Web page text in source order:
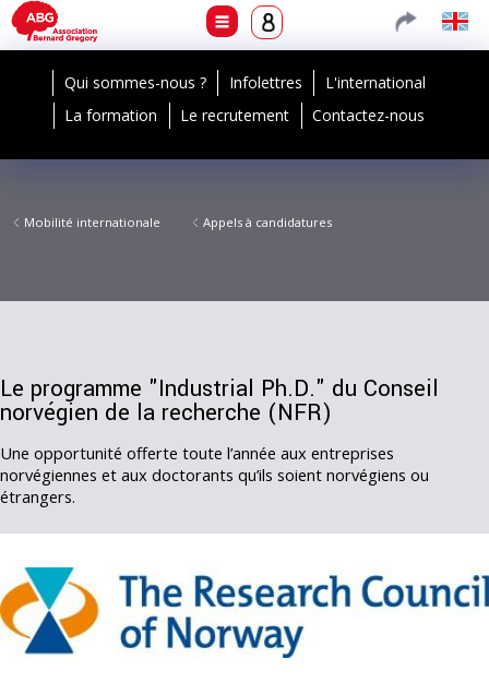
Qui sommes-nous ? Infolettres
L'international
La formation
Le recrutement Contactez-nous
Mobilité internationale Appels à candidatures
Le programme "Industrial Ph.D." du Conseil
norvégien de la recherche (NFR)
Une opportunité offerte toute l’année aux entreprises
norvégiennes et aux doctorants qu’ils soient norvégiens ou
étrangers.